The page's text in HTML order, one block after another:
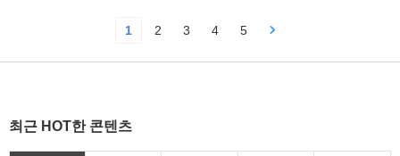
1 2 3 4 5
최근 HOT한 콘텐츠